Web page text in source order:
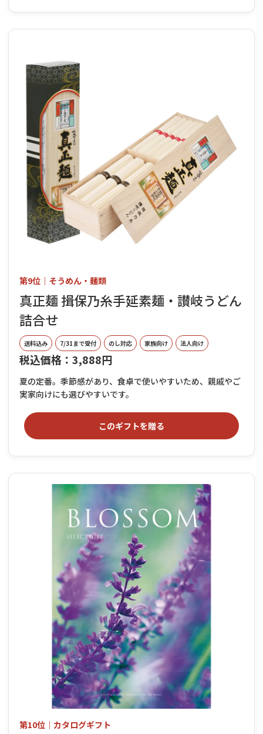
第9位｜そうめん・麺類
真正麺 揖保乃糸手延素麺・讃岐うどん
詰合せ
送料込み 7/31まで受付 のし対応 家族向け 法人向け
税込価格：3,888円
夏の定番。季節感があり、食卓で使いやすいため、親戚やご
実家向けにも選びやすいです。
このギフトを贈る
第10位｜カタログギフト